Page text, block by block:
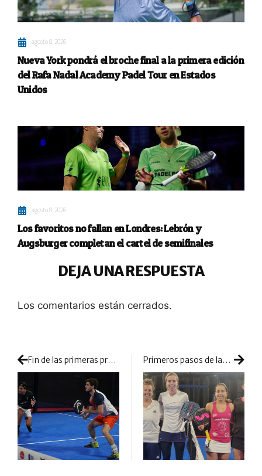
agosto 8, 2026
Nueva York pondrá el broche final a la primera edición
del Rafa Nadal Academy Padel Tour en Estados
Unidos
agosto 8, 2026
Los favoritos no fallan en Londres: Lebrón y
Augsburger completan el cartel de semifinales
DEJA UNA RESPUESTA
Los comentarios están cerrados.
Fin de las primeras pre-previas de la temporada para continuar buscando el billete a Miami Primeros pasos de las chicas: inicio de la competición y de la pelea por estar en Miami